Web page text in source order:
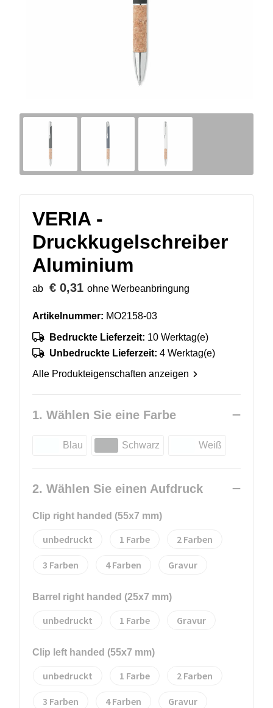
VERIA -
Druckkugelschreiber
Aluminium
ab € 0,31 ohne Werbeanbringung
Artikelnummer: MO2158-03
Bedruckte Lieferzeit: 10 Werktag(e)
Unbedruckte Lieferzeit: 4 Werktag(e)
Alle Produkteigenschaften anzeigen
1. Wählen Sie eine Farbe
Blau Schwarz Weiß
2. Wählen Sie einen Aufdruck
Clip right handed (55x7 mm)
unbedruckt 1 2
3 4 Gravur
Barrel right handed (25x7 mm)
unbedruckt 1 Gravur
Clip left handed (55x7 mm)
unbedruckt 1 2
3 4 Gravur